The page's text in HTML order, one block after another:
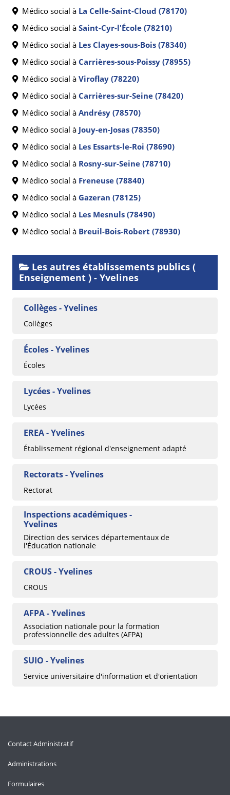
Médico social à La Celle-Saint-Cloud (78170)
Médico social à Saint-Cyr-l'École (78210)
Médico social à Les Clayes-sous-Bois (78340)
Médico social à Carrières-sous-Poissy (78955)
Médico social à Viroflay (78220)
Médico social à Carrières-sur-Seine (78420)
Médico social à Andrésy (78570)
Médico social à Jouy-en-Josas (78350)
Médico social à Les Essarts-le-Roi (78690)
Médico social à Rosny-sur-Seine (78710)
Médico social à Freneuse (78840)
Médico social à Gazeran (78125)
Médico social à Les Mesnuls (78490)
Médico social à Breuil-Bois-Robert (78930)
Les autres établissements publics (
Enseignement ) - Yvelines
Collèges - Yvelines
Collèges
Écoles - Yvelines
Écoles
Lycées - Yvelines
Lycées
EREA - Yvelines
Établissement régional d'enseignement adapté
Rectorats - Yvelines
Rectorat
Inspections académiques -
Yvelines
Direction des services départementaux de
l'Éducation nationale
CROUS - Yvelines
CROUS
AFPA - Yvelines
Association nationale pour la formation
professionnelle des adultes (AFPA)
SUIO - Yvelines
Service universitaire d'information et d'orientation
Contact Administratif
Administrations
Formulaires